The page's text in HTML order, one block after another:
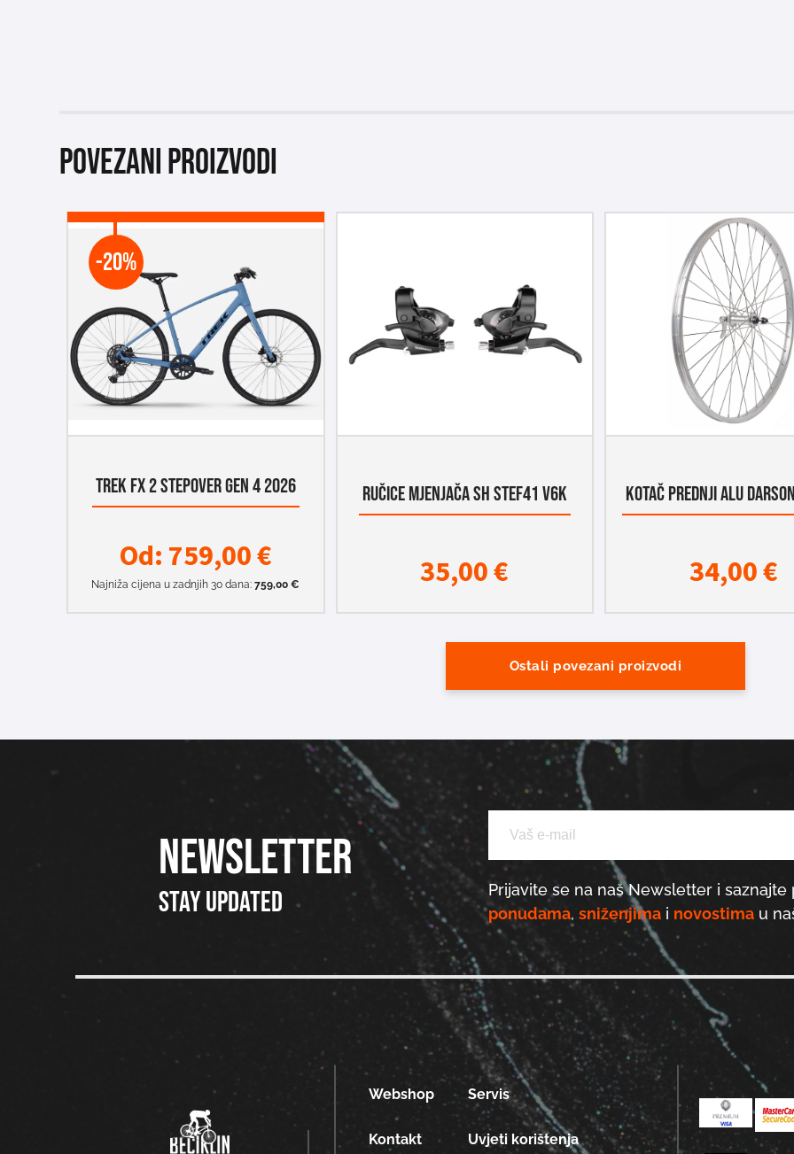
Povezani proizvodi
-20%
TREK FX 2 STEPOVER GEN 4 2026
Od:759,00€
Najniža cijena u zadnjih 30 dana:759,00€
RUČICE MJENJAČA SH STEF41 V6K
35,00€
KOTAČ PREDNJI ALU
34,00€
Ostali povezani proizvodi
NEWSLETTER
Stay updated Prijavite se na naš Newsletter i saznajte
ponudama, sniženjimai novostimau
Webshop
Kontakt
Servis
Uvjeti korištenja